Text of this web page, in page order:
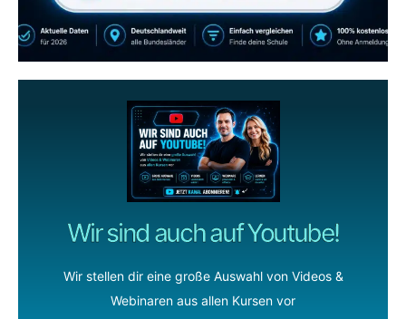
Wir sind auch auf Youtube!
Wir stellen dir eine große Auswahl von Videos &
Webinaren aus allen Kursen vor
ZUM YOUTUBE KANAL